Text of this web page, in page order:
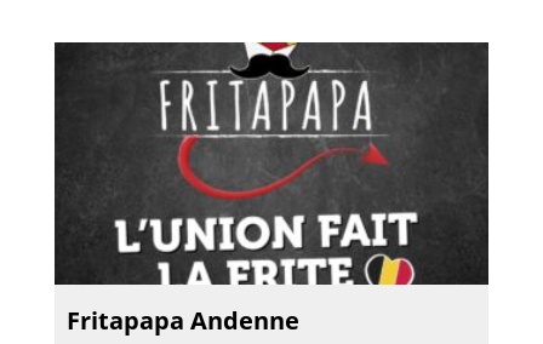
Fritapapa Andenne